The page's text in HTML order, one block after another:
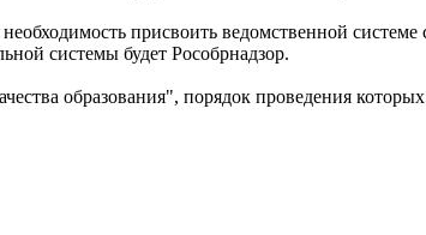
присвоить ведомственной
системы будет Рособрнадзор.
образования", порядок проведения